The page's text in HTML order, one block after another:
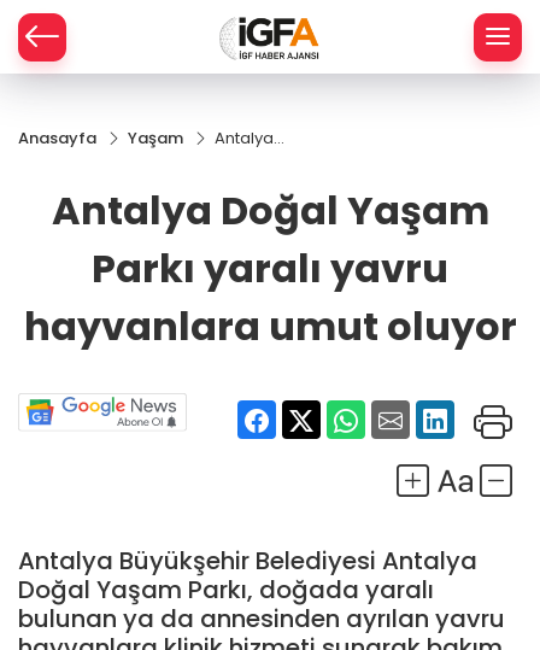
Anasayfa Yaşam
Antalya
Parkı yaralı
hayvanlara
umut
Antalya Doğal Yaşam
Parkı yaralı yavru
hayvanlara umut oluyor
Antalya Büyükşehir Belediyesi Antalya
Doğal Yaşam Parkı, doğada yaralı
bulunan ya da annesinden ayrılan yavru